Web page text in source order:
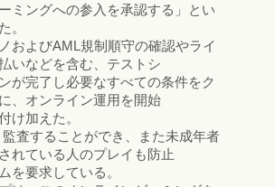
ミングへの参入を承認する」とい
。
およびAML規制順守の確認やライ
いなどを含む、テストシ
が完了し必要なすべての条件をク
、オンライン運用を開始
け加えた。
査することができ、また未成年者
れている人のプレイも防止
を要求している。